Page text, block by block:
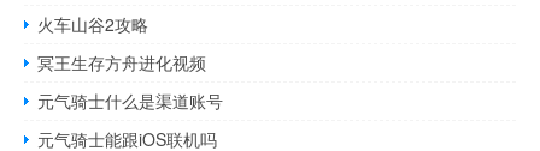
火车山谷2攻略
冥王生存方舟进化视频
元气骑士什么是渠道账号
元气骑士能跟iOS联机吗